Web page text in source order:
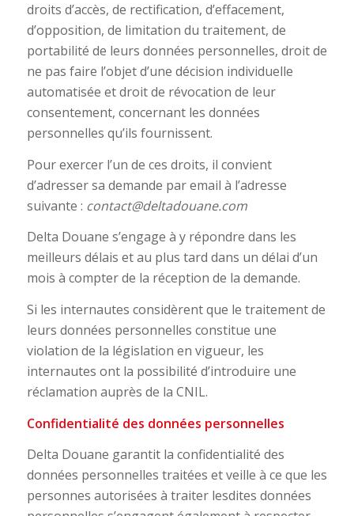
droits d’accès, de rectification, d’effacement,
d’opposition, de limitation du traitement, de
portabilité de leurs données personnelles, droit de
ne pas faire l’objet d’une décision individuelle
automatisée et droit de révocation de leur
consentement, concernant les données
personnelles qu’ils fournissent.
Pour exercer l’un de ces droits, il convient
d’adresser sa demande par email à l’adresse
suivante : contact@deltadouane.com
Delta Douane s’engage à y répondre dans les
meilleurs délais et au plus tard dans un délai d’un
mois à compter de la réception de la demande.
Si les internautes considèrent que le traitement de
leurs données personnelles constitue une
violation de la législation en vigueur, les
internautes ont la possibilité d’introduire une
réclamation auprès de la CNIL.
Confidentialité des données personnelles
Delta Douane garantit la confidentialité des
données personnelles traitées et veille à ce que les
personnes autorisées à traiter lesdites données